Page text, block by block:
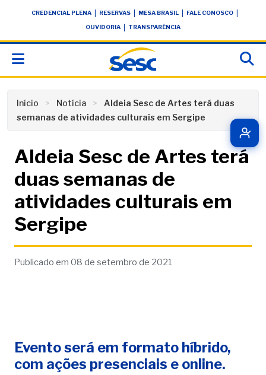
conteúdoCREDENCIAL PLENA RESERVAS MESA BRASIL FALE CONOSCO
OUVIDORIA TRANSPARÊNCIA
Início Notícia
Aldeia Sesc de Artes terá duas
semanas de atividades culturais em Sergipe
Aldeia Sesc de Artes terá
duas semanas de
atividades culturais em
Sergipe
Publicado em 08 de setembro de 2021
Evento será em formato híbrido,
com ações presenciais e online.